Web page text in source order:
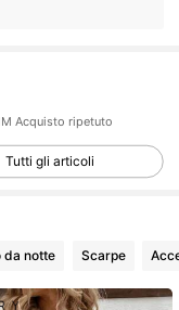
Acquisto ripetuto
Tutti gli articoli
da notte Scarpe